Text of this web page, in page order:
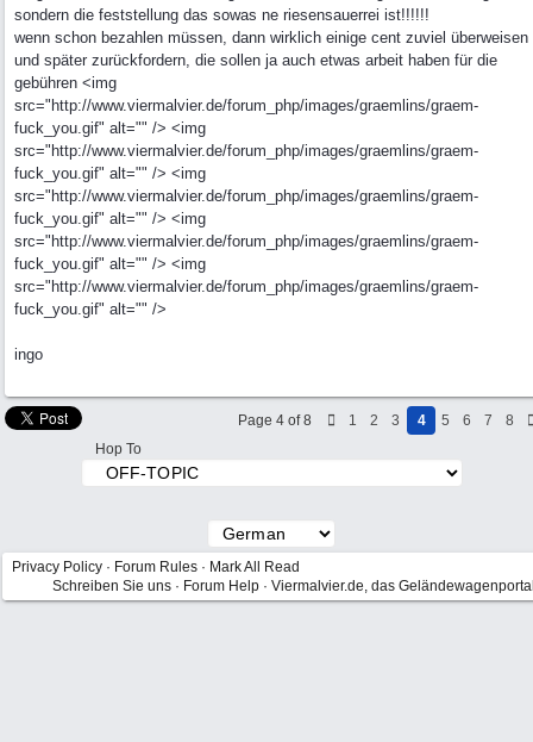
sondern die feststellung das sowas ne riesensauerrei ist!!!!!!
wenn schon bezahlen müssen, dann wirklich einige cent zuviel überweisen
und später zurückfordern, die sollen ja auch etwas arbeit haben für die
gebühren <img
src="http://www.viermalvier.de/forum_php/images/graemlins/graem-
fuck_you.gif" alt="" /> <img
src="http://www.viermalvier.de/forum_php/images/graemlins/graem-
fuck_you.gif" alt="" /> <img
src="http://www.viermalvier.de/forum_php/images/graemlins/graem-
fuck_you.gif" alt="" /> <img
src="http://www.viermalvier.de/forum_php/images/graemlins/graem-
fuck_you.gif" alt="" /> <img
src="http://www.viermalvier.de/forum_php/images/graemlins/graem-
fuck_you.gif" alt="" />
ingo
Page 4 of 8 1 2 3 4 5 6 7
8
Hop To
Privacy Policy · Forum Rules · Mark All Read
Schreiben Sie uns · Forum Help · Viermalvier.de, das